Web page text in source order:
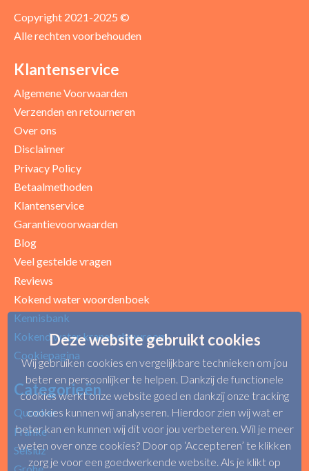
Uw beoordeling
Copyright 2021-2025 ©
Alle rechten voorbehouden
Klantenservice
Algemene Voorwaarden
Verzenden en retourneren
Over ons
Disclaimer
Privacy Policy
Betaalmethoden
Klantenservice
Garantievoorwaarden
Blog
Veel gestelde vragen
Reviews
Kokend water woordenboek
Kennisbank
Kokend water kranen showroom
Cookiepagina
Categorieën
Quooker
Franke
Selsiuz
Deze website gebruikt cookies
Wij gebruiken cookies en vergelijkbare technieken om jou
beter en persoonlijker te helpen. Dankzij de functionele
cookies werkt onze website goed en dankzij onze tracking
cookies kunnen wij analyseren. Hierdoor zien wij wat er
beter kan en kunnen wij dit voor jou verbeteren. Wil je meer
weten over onze cookies? Door op ‘Accepteren’ te klikken
zorg je voor een goedwerkende website. Als je klikt op